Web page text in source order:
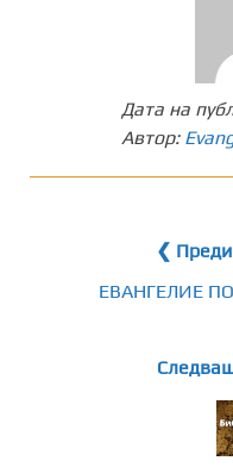
Дата на
Автор:
❮
ЕВАНГЕЛИЕ